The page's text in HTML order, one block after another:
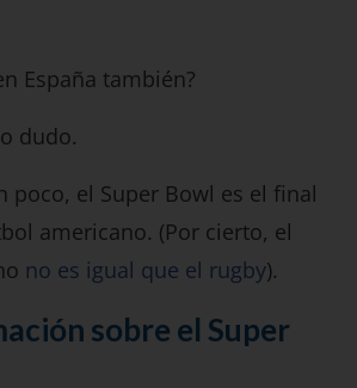
España también?
dudo.
poco, el Super Bowl es el final
americano. (Por cierto, el
no es igual que el rugby).
sobre el Super